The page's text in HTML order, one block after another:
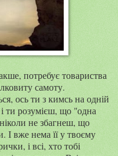
потребує товариства
самоту.
ось ти з кимсь на одній
ти розумієш, що "одна
не збагнеш, що
І вже нема її у твоєму
і всі, хто тобі